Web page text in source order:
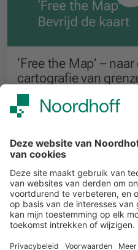
‘Free the Map’ –
cartografie van
Voortgezet onderwijs
START